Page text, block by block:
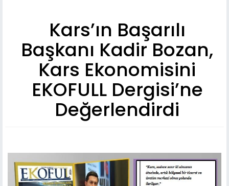
Kars’ın Başarılı
Başkanı Kadir Bozan,
Kars Ekonomisini
EKOFULL Dergisi’ne
Değerlendirdi